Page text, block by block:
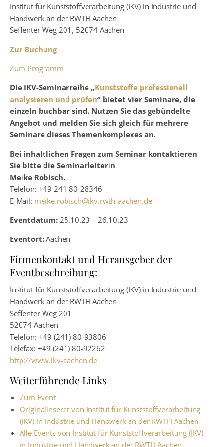
Institut für Kunststoffverarbeitung (IKV) in Industrie und
Handwerk an der RWTH Aachen
Seffenter Weg 201, 52074 Aachen
Zur Buchung
Zum Programm
Die IKV-Seminarreihe „Kunststoffe professionell
analysieren und prüfen“ bietet vier Seminare, die
einzeln buchbar sind. Nutzen Sie das gebündelte
Angebot und melden Sie sich gleich für mehrere
Seminare dieses Themenkomplexes an.
Bei inhaltlichen Fragen zum Seminar kontaktieren
Sie bitte die Seminarleiterin
Meike Robisch.
Telefon: +49 241 80-28346
E-Mail: meike.robisch@ikv.rwth-aachen.de
Eventdatum: 25.10.23 – 26.10.23
Eventort: Aachen
Firmenkontakt und Herausgeber der
Eventbeschreibung:
Institut für Kunststoffverarbeitung (IKV) in Industrie und
Handwerk an der RWTH Aachen
Seffenter Weg 201
52074 Aachen
Telefon: +49 (241) 80-93806
Telefax: +49 (241) 80-92262
http://www.ikv-aachen.de
Weiterführende Links
Zum Event
Originalinserat von Institut für Kunststoffverarbeitung
(IKV) in Industrie und Handwerk an der RWTH Aachen
Alle Events von Institut für Kunststoffverarbeitung (IKV)
in Industrie und Handwerk an der RWTH Aachen